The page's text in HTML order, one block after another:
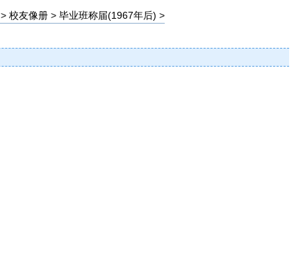
>校友像册 >毕业班称届(1967年后) >